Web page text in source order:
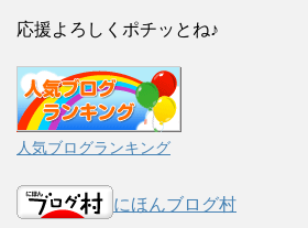
応援よろしくポチッとね♪
人気ブログランキング
にほんブログ村